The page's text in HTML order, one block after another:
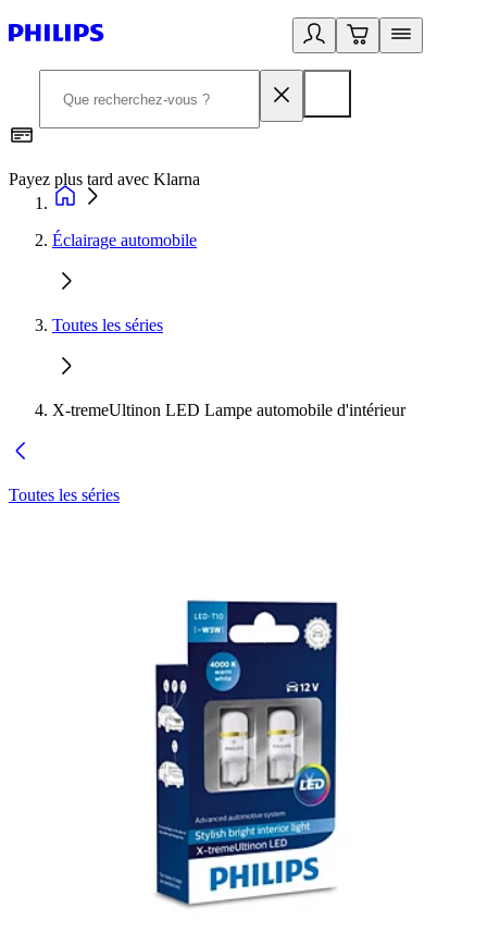
Payez plus tard avec Klarna
Éclairage automobile
Toutes les séries
X-tremeUltinon LED Lampe automobile d'intérieur
Toutes les séries